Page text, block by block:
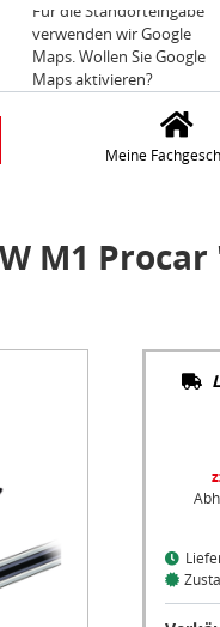
verwenden wir Google
Maps. Wollen Sie Google
Maps aktivieren?
Meine
M1